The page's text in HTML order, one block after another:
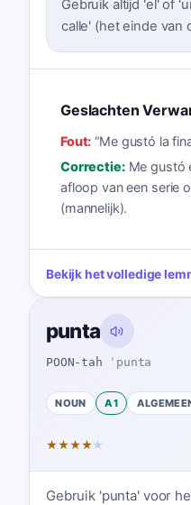
Gebruik altijd 'el' of
calle' (het einde van
Geslachten
Fout: “Me gustó la
Correctie: Me gustó
afloop van een serie
(mannelijk).
Bekijk het volledige
punta
POON-tah ˈpunta
NOUN A1
★★★★★
Gebruik 'punta' voor